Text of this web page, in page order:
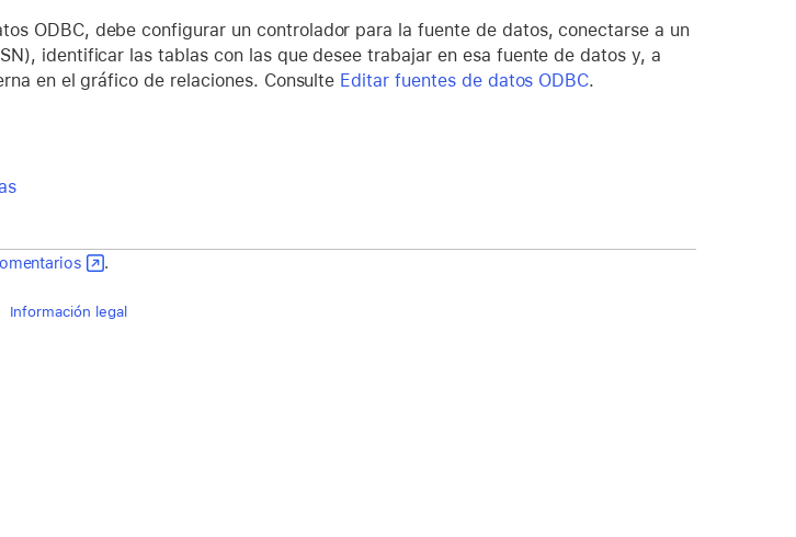
ODBC, debe configurar un controlador para la fuente de datos, conectarse a un
identificar las tablas con las que desee trabajar en esa fuente de datos y, a
en el gráfico de relaciones. Consulte Editar fuentes de datos ODBC.
.
Información legal